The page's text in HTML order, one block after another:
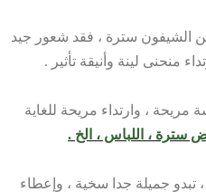
الشيفون سترة ، فقد شعور جيد
منحنى لينة وأنيقة تأثير .
، وارتداء مريحة للغاية
سترة ، اللباس ، الخ .
، تبدو جميلة جدا سخية ، وإعطاء